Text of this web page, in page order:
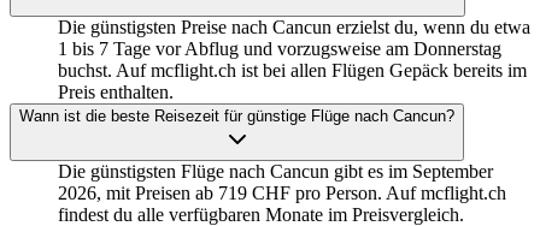
Die günstigsten Preise nach Cancun erzielst du, wenn du etwa
1 bis 7 Tage vor Abflug und vorzugsweise am Donnerstag
buchst. Auf mcflight.ch ist bei allen Flügen Gepäck bereits im
Preis enthalten.
Wann ist die beste Reisezeit für günstige Flüge nach Cancun?
Die günstigsten Flüge nach Cancun gibt es im September
2026, mit Preisen ab 719 CHF pro Person. Auf mcflight.ch
findest du alle verfügbaren Monate im Preisvergleich.